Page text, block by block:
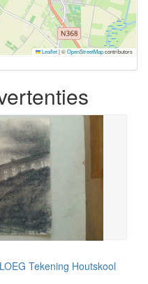
Leaflet|©OpenStreetMapcontributors
Tekening Houtskool